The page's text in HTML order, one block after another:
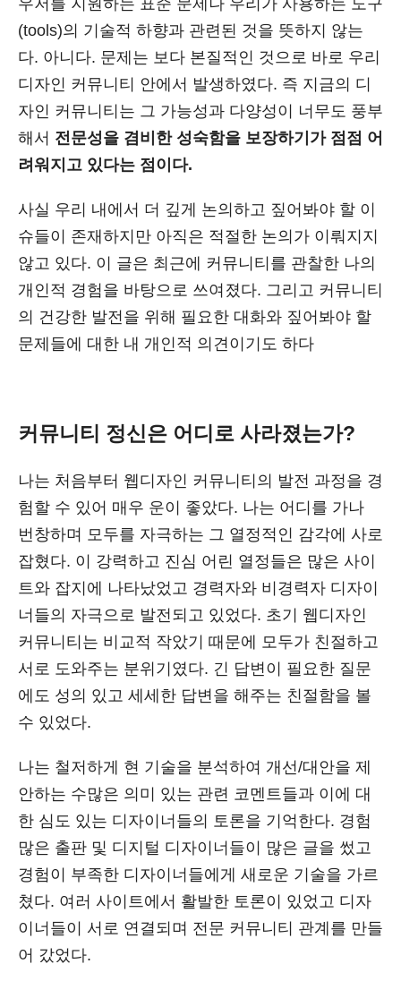
(tools)의 기술적 하향과 관련된 것을 뜻하지 않는
다. 아니다. 문제는 보다 본질적인 것으로 바로 우리
디자인 커뮤니티 안에서 발생하였다. 즉 지금의 디
자인 커뮤니티는 그 가능성과 다양성이 너무도 풍부
해서 전문성을 겸비한 성숙함을 보장하기가 점점 어
려워지고 있다는 점이다.
사실 우리 내에서 더 깊게 논의하고 짚어봐야 할 이
슈들이 존재하지만 아직은 적절한 논의가 이뤄지지
않고 있다. 이 글은 최근에 커뮤니티를 관찰한 나의
개인적 경험을 바탕으로 쓰여졌다. 그리고 커뮤니티
의 건강한 발전을 위해 필요한 대화와 짚어봐야 할
문제들에 대한 내 개인적 의견이기도 하다
커뮤니티 정신은 어디로 사라졌는가?
나는 처음부터 웹디자인 커뮤니티의 발전 과정을 경
험할 수 있어 매우 운이 좋았다. 나는 어디를 가나
번창하며 모두를 자극하는 그 열정적인 감각에 사로
잡혔다. 이 강력하고 진심 어린 열정들은 많은 사이
트와 잡지에 나타났었고 경력자와 비경력자 디자이
너들의 자극으로 발전되고 있었다. 초기 웹디자인
커뮤니티는 비교적 작았기 때문에 모두가 친절하고
서로 도와주는 분위기였다. 긴 답변이 필요한 질문
에도 성의 있고 세세한 답변을 해주는 친절함을 볼
수 있었다.
나는 철저하게 현 기술을 분석하여 개선/대안을 제
안하는 수많은 의미 있는 관련 코멘트들과 이에 대
한 심도 있는 디자이너들의 토론을 기억한다. 경험
많은 출판 및 디지털 디자이너들이 많은 글을 썼고
경험이 부족한 디자이너들에게 새로운 기술을 가르
쳤다. 여러 사이트에서 활발한 토론이 있었고 디자
이너들이 서로 연결되며 전문 커뮤니티 관계를 만들
어 갔었다.